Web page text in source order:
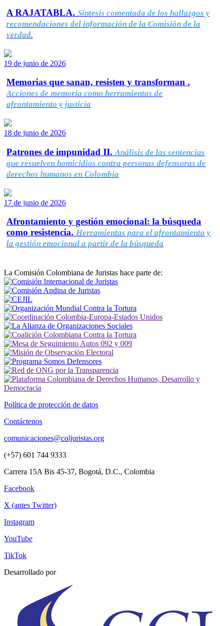
A RAJATABLA. Síntesis comentada de los hallazgos y
recomendaciones del información de la Comisión de la
verdad.
19 de junio de 2026
Memorias que sanan, resisten y transforman .
Acciones de memoria como herramientas de
afrontamiento y justicia
18 de junio de 2026
Patrones de impunidad II. Análisis de las sentencias
que resuelven homicidios contra personas defensoras de
derechos humanos en Colombia
17 de junio de 2026
Afrontamiento y gestión emocional: la búsqueda
como resistencia. Herramientas para el afrontamiento y
la gestión emocional a partir de la búsqueda
La Comisión Colombiana de Juristas hace parte de:
Política de protección de datos
Contáctenos
comunicaciones@coljuristas.org
(+57) 601 744 9333
Carrera 15A Bis 45-37, Bogotá, D.C., Colombia
Facebook
X (antes Twitter)
Instagram
YouTube
TikTok
Desarrollado por